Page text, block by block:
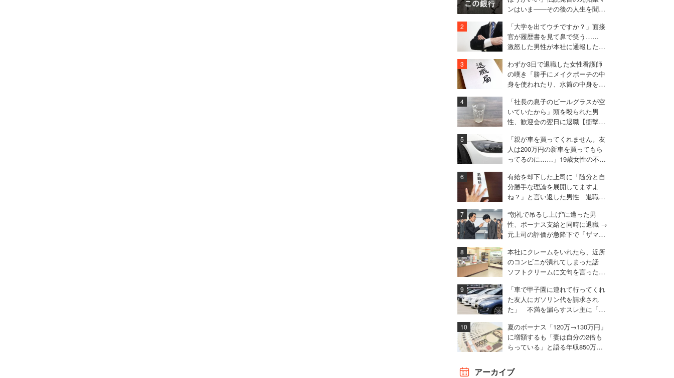
ンはいま――その後の人生を聞い
「大学を出てウチですか？」面接
官が履歴書を見て鼻で笑う……
激怒した男性が本社に通報した結
わずか3日で退職した女性看護師
の嘆き「勝手にメイクポーチの中
身を使われたり、水筒の中身を捨
「社長の息子のビールグラスが空
いていたから」頭を殴られた男
性、歓迎会の翌日に退職【衝撃エ
「親が車を買ってくれません。友
人は200万円の新車を買ってもら
ってるのに……」19歳女性の不満
有給を却下した上司に「随分と自
分勝手な理論を展開してますよ
ね？」と言い返した男性 退職届
“朝礼で吊るし上げ”に遭った男
性、ボーナス支給と同時に退職 →
元上司の評価が急降下で「ザマア
本社にクレームをいれたら、近所
のコンビニが潰れてしまった話
ソフトクリームに文句を言ったと
「車で甲子園に連れて行ってくれ
た友人にガソリン代を請求され
た」 不満を漏らすスレ主に「言
夏のボーナス「120万→130万円」
に増額するも「妻は自分の2倍も
らっている」と語る年収850万円
アーカイブ